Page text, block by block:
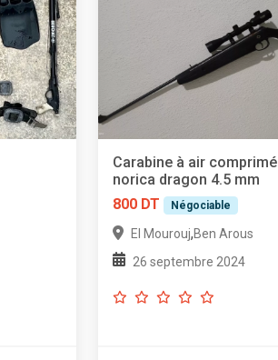
Carabine à air comprimé
norica dragon 4.5 mm
800 DT
Négociable
El Mourouj,Ben Arous
26 septembre 2024